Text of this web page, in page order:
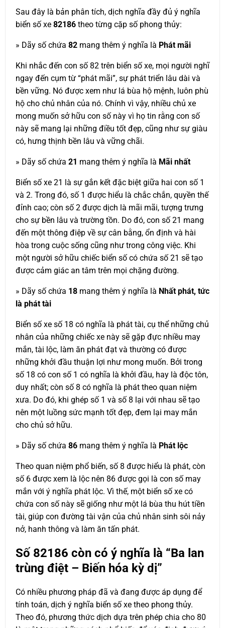
Sau đây là bản phân tích, dịch nghĩa đầy đủ ý nghĩa
biển số xe 82186 theo từng cặp số phong thủy:
» Dãy số chứa 82 mang thêm ý nghĩa là Phát mãi
Khi nhắc đến con số 82 trên biển số xe, mọi người nghĩ
ngay đến cụm từ “phát mãi”, sự phát triển lâu dài và
bền vững. Nó được xem như lá bùa hộ mệnh, luôn phù
hộ cho chủ nhân của nó. Chính vì vậy, nhiều chủ xe
mong muốn sở hữu con số này vì họ tin rằng con số
này sẽ mang lại những điều tốt đẹp, cũng như sự giàu
có, hưng thịnh bền lâu và vững chãi.
» Dãy số chứa 21 mang thêm ý nghĩa là Mãi nhất
Biển số xe 21 là sự gắn kết đặc biệt giữa hai con số 1
và 2. Trong đó, số 1 được hiểu là chắc chắn, quyền thế
đỉnh cao; còn số 2 được dịch là mãi mãi, tượng trưng
cho sự bền lâu và trường tồn. Do đó, con số 21 mang
đến một thông điệp về sự cân bằng, ổn định và hài
hòa trong cuộc sống cũng như trong công việc. Khi
một người sở hữu chiếc biển số có chứa số 21 sẽ tạo
được cảm giác an tâm trên mọi chặng đường.
» Dãy số chứa 18 mang thêm ý nghĩa là Nhất phát, tức
là phát tài
Biển số xe số 18 có nghĩa là phát tài, cụ thể những chủ
nhân của những chiếc xe này sẽ gặp đực nhiều may
mắn, tài lộc, làm ăn phát đạt và thường có được
những khởi đầu thuận lợi như mong muốn. Bởi trong
số 18 có con số 1 có nghĩa là khởi đầu, hay là độc tôn,
duy nhất; còn số 8 có nghĩa là phát theo quan niệm
xưa. Do đó, khi ghép số 1 và số 8 lại với nhau sẽ tạo
nên một luồng sức mạnh tốt đẹp, đem lại may mắn
cho chủ sở hữu.
» Dãy số chứa 86 mang thêm ý nghĩa là Phát lộc
Theo quan niệm phổ biến, số 8 được hiểu là phát, còn
số 6 được xem là lộc nên 86 được gọi là con số may
mắn với ý nghĩa phát lộc. Vì thế, một biển số xe có
chứa con số này sẽ giống như một lá bùa thu hút tiền
tài, giúp con đường tài vận của chủ nhân sinh sôi nảy
nở, hanh thông và làm ăn tấn phát.
Số 82186 còn có ý nghĩa là “Ba lan
trùng điệt – Biến hóa kỳ dị”
Có nhiều phương pháp đã và đang được áp dụng để
tính toán, dịch ý nghĩa biển số xe theo phong thủy.
Theo đó, phương thức dịch dựa trên phép chia cho 80